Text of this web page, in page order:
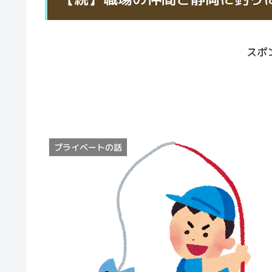
スポ
プライベートの話